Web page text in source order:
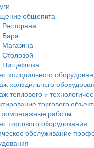
общепита
Ресторана
Бара
Магазина
Столовой
Пищеблока
холодильного
холодильного
теплового и
торгового
работы
торгового оборудования
обслуживание